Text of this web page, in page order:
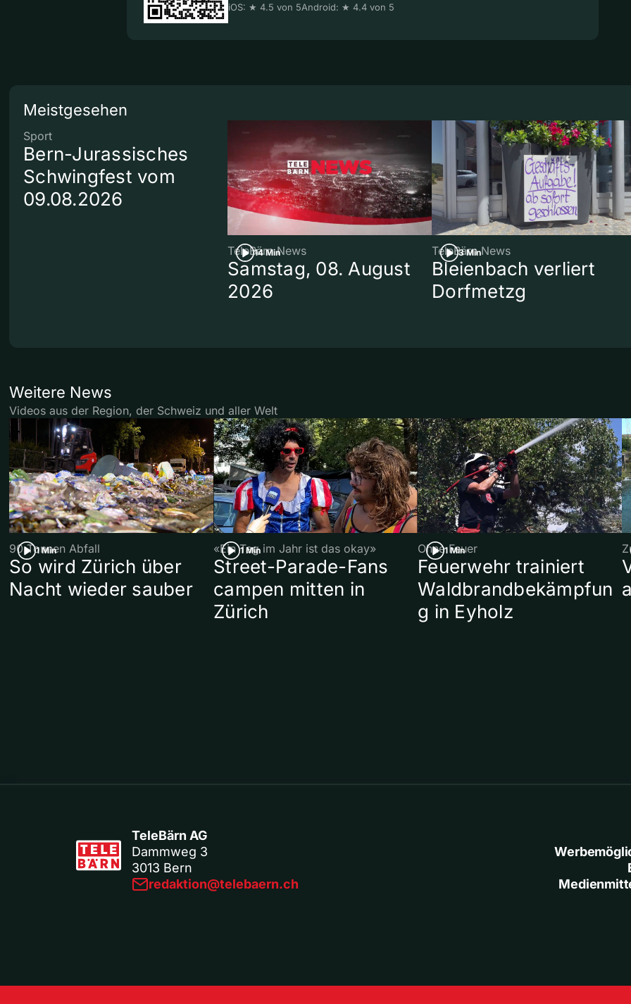
iOS: ★ 4.5 von 5Android: ★ 4.4 von 5
Meistgesehen
Sport
Bern-Jurassisches
Schwingfest vom
09.08.2026
14 Min
TeleBärn News
Samstag, 08. August
2026
3 Min
TeleBärn News
Bleienbach verliert
Dorfmetzg
Weitere News
Videos aus der Region, der Schweiz und aller Welt
1 Min
90 Tonnen Abfall
So wird Zürich über
Nacht wieder sauber
1 Min
«Ein Tag im Jahr ist das okay»
Street-Parade-Fans
campen mitten in
Zürich
1 Min
Ohne Feuer
Feuerwehr trainiert
Waldbrandbekämpfun
g in Eyholz
TeleBärn AG
Dammweg 3
3013 Bern
redaktion@telebaern.ch